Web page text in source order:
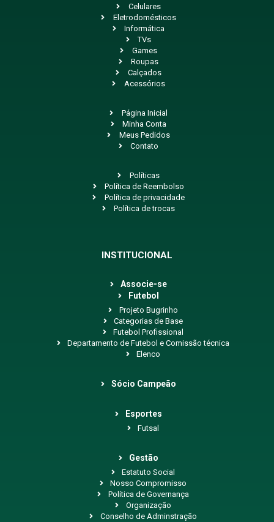
Celulares
Eletrodomésticos
Informática
TVs
Games
Roupas
Calçados
Acessórios
Página Inicial
Minha Conta
Meus Pedidos
Contato
Políticas
Política de Reembolso
Política de privacidade
Política de trocas
INSTITUCIONAL
Associe-se
Futebol
Projeto Bugrinho
Categorias de Base
Futebol Profissional
Departamento de Futebol e Comissão técnica
Elenco
Sócio Campeão
Esportes
Futsal
Gestão
Estatuto Social
Nosso Compromisso
Política de Governança
Organização
Conselho de Adminstração